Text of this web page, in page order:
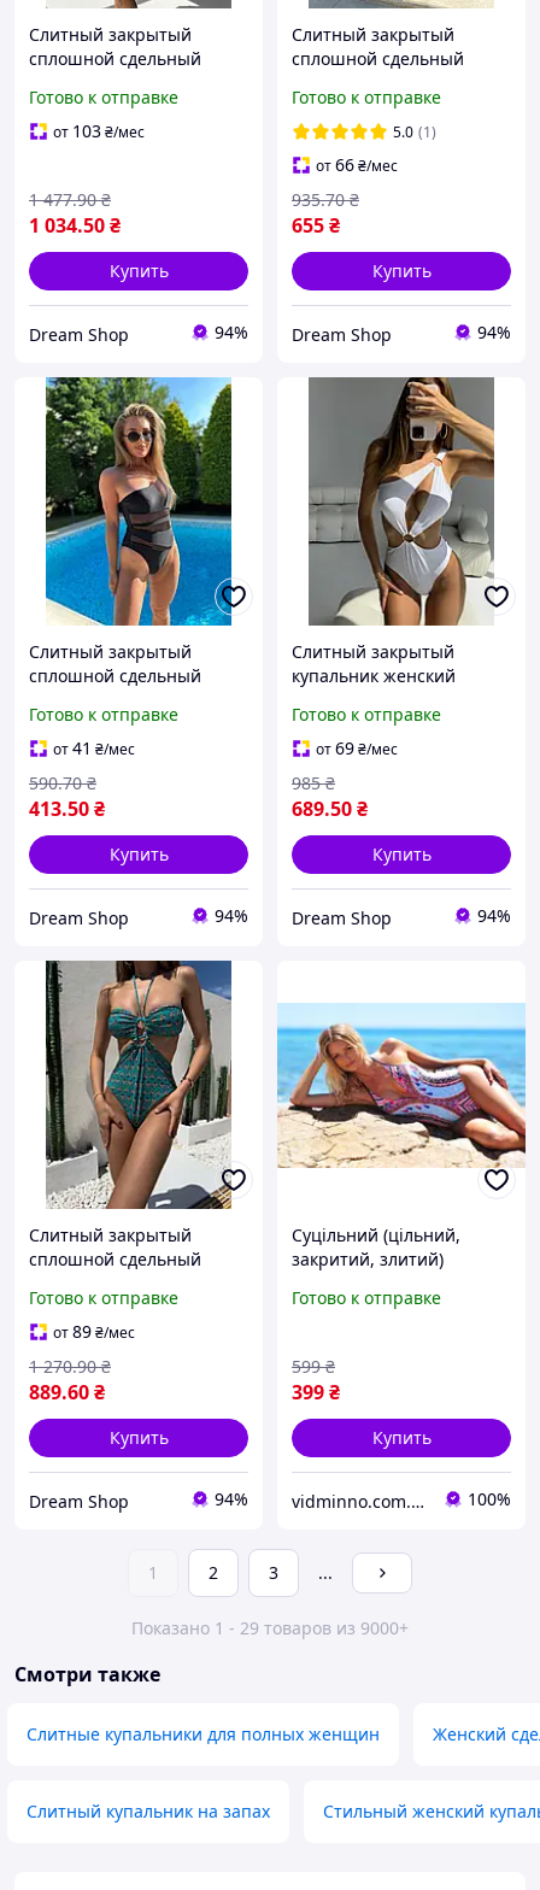
Слитный закрытый
сплошной сдельный
зеленый с парео
пляжный комплект
Готово к отправке
от 103₴/мес
1 034.50₴
1 477.90 ₴
Купить
Dream Shop 94%
Слитный закрытый
сплошной сдельный
черный роскошный
съемные чашки высокого
качества
Готово к отправке
5.0 (1)
от66₴/мес
655₴
935.70 ₴
Купить
Dream Shop 94%
Слитный закрытый
сплошной сдельный
черный съемные чашки
роскошный стильный
пляжный
Готово к отправке
от41 ₴/мес
413.50₴
590.70 ₴
Купить
Dream Shop 94%
Слитный закрытый
купальник женский
бифлекс с поролоновыми
чашками.
Готово к отправке
от69₴/мес
689.50₴
985 ₴
Купить
Dream Shop 94%
Слитный закрытый
сплошной сдельный
комплект с парео
пляжный итальянский
бифлекс шифон
Готово к отправке
от89₴/мес
889.60₴
1 270.90 ₴
Купить
Dream Shop 94%
Суцільний (цільний,
закритий, злитий)
(42-44), етнічний принт
Готово к отправке
399₴
599 ₴
Купить
vidminno.com.ua - відмінний одяг для всієї родини 100%
1 2 3 ...
Показано 1 - 29 товаров из 9000+
Смотри также
Слитные купальники для полных женщин Женский
Слитный купальник на запах Стильный женский